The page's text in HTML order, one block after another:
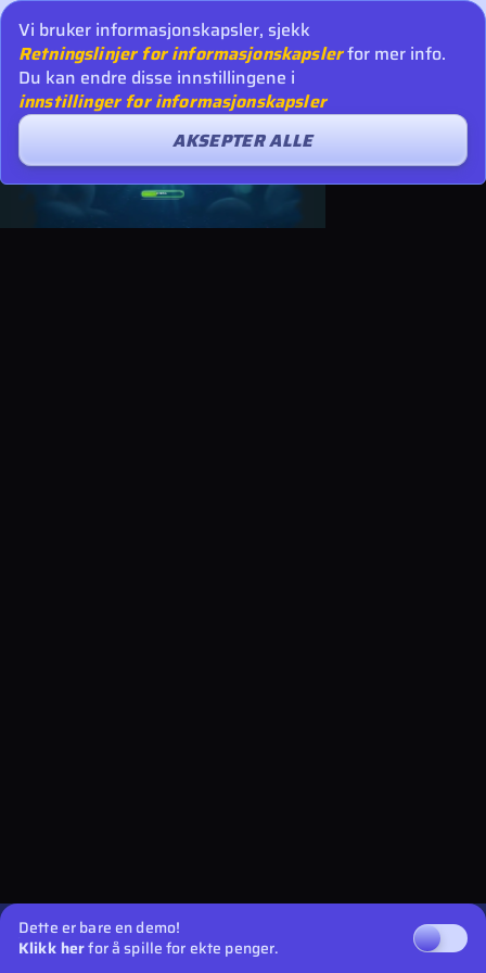
Dette er bare en demo!
Klikk herfor å spille for ekte penger.
Vi bruker informasjonskapsler, sjekk
Retningslinjer for informasjonskapslerfor mer info.
Du kan endre disse innstillingene i
innstillinger for informasjonskapsler
AKSEPTER ALLE